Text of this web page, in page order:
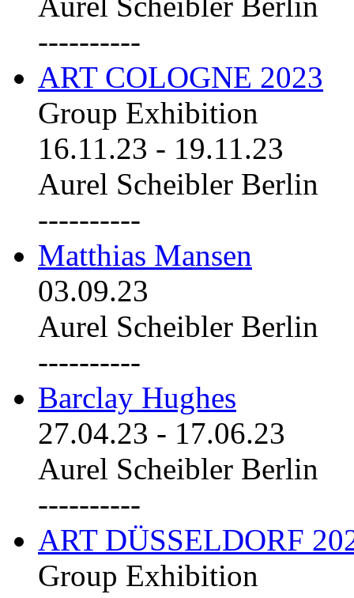
----------
ART COLOGNE 2023
Group Exhibition
16.11.23 - 19.11.23
Aurel Scheibler Berlin
----------
Matthias Mansen
03.09.23
Aurel Scheibler Berlin
----------
Barclay Hughes
27.04.23 - 17.06.23
Aurel Scheibler Berlin
----------
ART DÜSSELDORF
Group Exhibition